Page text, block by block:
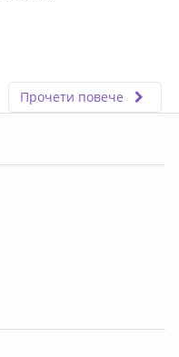
Прочети повече